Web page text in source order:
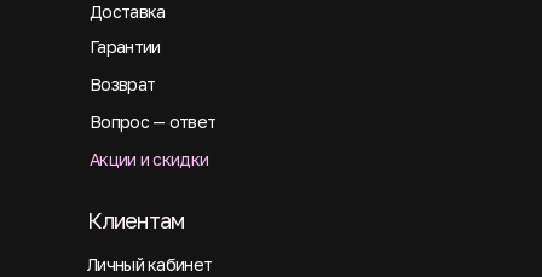
Доставка
Гарантии
Возврат
Вопрос — ответ
Акции и скидки
Личный кабинет
Клиентам